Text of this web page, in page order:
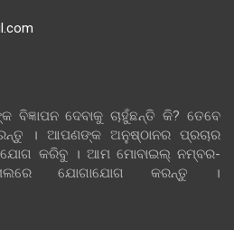
ଦେବାକୁ ଚାହୁଁଛନ୍ତି କି? ତେବେ
। ଆପଣଙ୍କ ଅନୁଷ୍ଠାନର ପ୍ରଚାର
କରିବୁ । ଆମ ମୋବାଇଲ୍ ନମ୍ବର-
ଯୋଗାଯୋଗ କରନ୍ତୁ ।